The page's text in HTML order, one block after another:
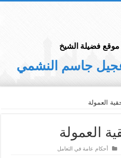
موقع فضيلة الشيخ
جاسم النشمي
العمولة
العمولة
أحكام عامة في التعامل